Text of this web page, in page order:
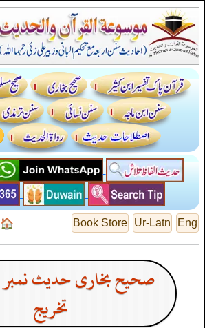
Eng
Ur-Latn
Book Store
🏠
تخریج